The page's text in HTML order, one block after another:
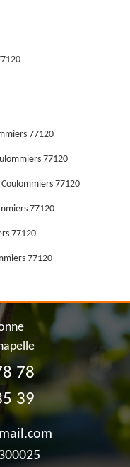
77120
77120
77120
77120
77120
77120
78
39